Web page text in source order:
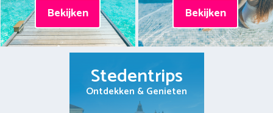
Bekijken Bekijken
Stedentrips
Ontdekken & Genieten